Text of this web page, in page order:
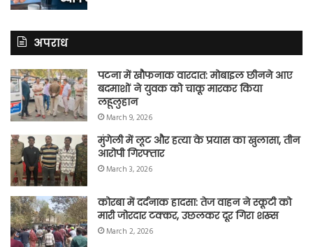
अपराध
पटना में खौफनाक वारदात: मोबाइल छीनने आए
बदमाशों ने युवक को चाकू मारकर किया
लहूलुहान
March 9, 2026
मुंगेली में लूट और हत्या के प्रयास का खुलासा, तीन
आरोपी गिरफ्तार
March 3, 2026
कोरबा में दर्दनाक हादसा: तेज वाहन ने स्कूटी को
मारी जोरदार टक्कर, उछलकर दूर गिरा शख्स
March 2, 2026